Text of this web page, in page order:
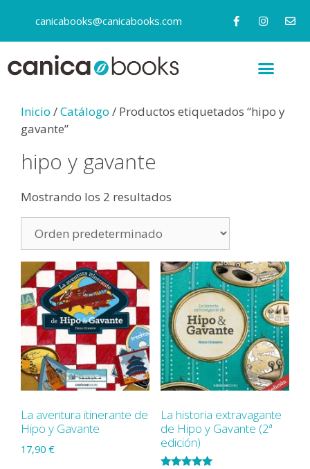
canicabooks@canicabooks.com
Inicio /Catálogo / Productos etiquetados “hipo y
gavante”
hipo y gavante
Mostrando los 2 resultados
La aventura itinerante de
Hipo y Gavante
17,90 €
La historia extravagante
de Hipo y Gavante (2ª
edición)